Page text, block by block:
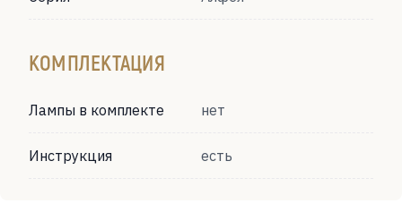
КОМПЛЕКТАЦИЯ
Лампы в комплекте нет
Инструкция есть